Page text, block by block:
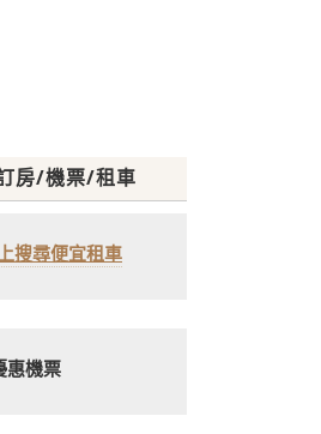
房/機票/租車
搜尋便宜租車
惠機票